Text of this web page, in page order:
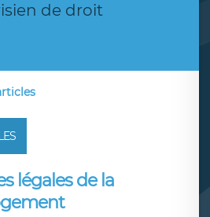
de droit
légales de la